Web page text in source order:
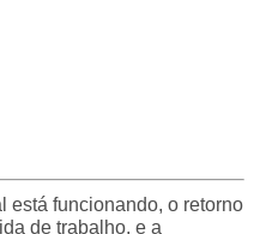
está funcionando, o retorno
de trabalho, e a